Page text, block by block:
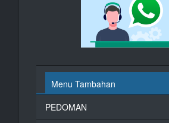
Menu Tambahan
PEDOMAN